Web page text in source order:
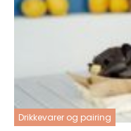
Drikkevarer og pairing